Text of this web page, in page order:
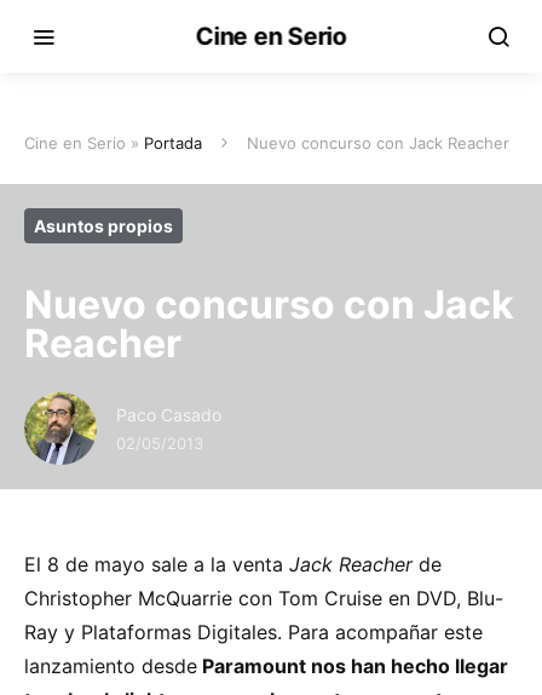
Cine en Serio
Cine en Serio » Portada Nuevo concurso con Jack Reacher
Asuntos propios
Nuevo concurso con Jack
Reacher
Paco Casado
02/05/2013
El 8 de mayo sale a la venta Jack Reacherde
Christopher McQuarrie con Tom Cruise en DVD, Blu-
Ray y Plataformas Digitales. Para acompañar este
lanzamiento desde Paramount nos han hecho llegar